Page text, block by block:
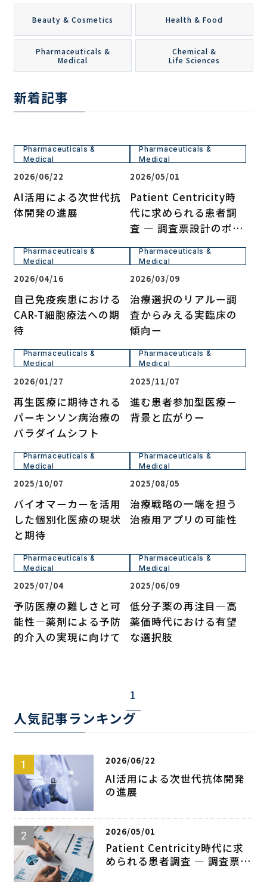
Beauty & Cosmetics Health & Food
Pharmaceuticals &
Medical
Chemical &
Life Sciences
新着記事
Pharmaceuticals &
Medical
2026/06/22
AI活用による次世代抗
体開発の進展
Pharmaceuticals &
Medical
2026/05/01
Patient Centricity時
代に求められる患者調
査 ― 調査票設計のポイ
ント ―
Pharmaceuticals &
Medical
2026/04/16
自己免疫疾患における
CAR-T細胞療法への期
待
Pharmaceuticals &
Medical
2026/03/09
治療選択のリアルー調
査からみえる実臨床の
傾向ー
Pharmaceuticals &
Medical
2026/01/27
再生医療に期待される
パーキンソン病治療の
パラダイムシフト
Pharmaceuticals &
Medical
2025/11/07
進む患者参加型医療ー
背景と広がりー
Pharmaceuticals &
Medical
2025/10/07
バイオマーカーを活用
した個別化医療の現状
と期待
Pharmaceuticals &
Medical
2025/08/05
治療戦略の一端を担う
治療用アプリの可能性
Pharmaceuticals &
Medical
2025/07/04
予防医療の難しさと可
能性―薬剤による予防
的介入の実現に向けて
Pharmaceuticals &
Medical
2025/06/09
低分子薬の再注目―高
薬価時代における有望
な選択肢
1
人気記事ランキング
2026/06/22
AI活用による次世代抗体開発
の進展
2026/05/01
Patient Centricity時代に求
められる患者調査 ― 調査票設